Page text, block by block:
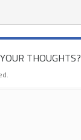
THOUGHTS?